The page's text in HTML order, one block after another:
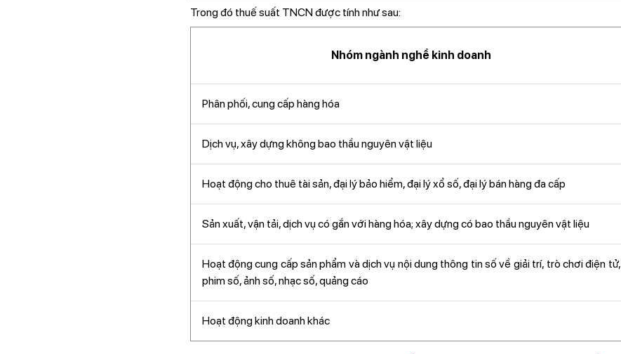
Trong đó thuế suất TNCN được tính như sau:
Nhóm ngành nghề kinh doanh
Phân phối, cung cấp hàng hóa
Dịch vụ, xây dựng không bao thầu nguyên vật liệu
Hoạt động cho thuê tài sản, đại lý bảo hiểm, đại lý xổ số, đại lý bán hàng đa cấp
Sản xuất, vận tải, dịch vụ có gắn với hàng hóa; xây dựng có bao thầu nguyên vật liệu
Hoạt động cung cấp sản phẩm và dịch vụ nội dung thông tin số về giải trí, trò chơi điện tử,
phim số, ảnh số, nhạc số, quảng cáo
Hoạt động kinh doanh khác